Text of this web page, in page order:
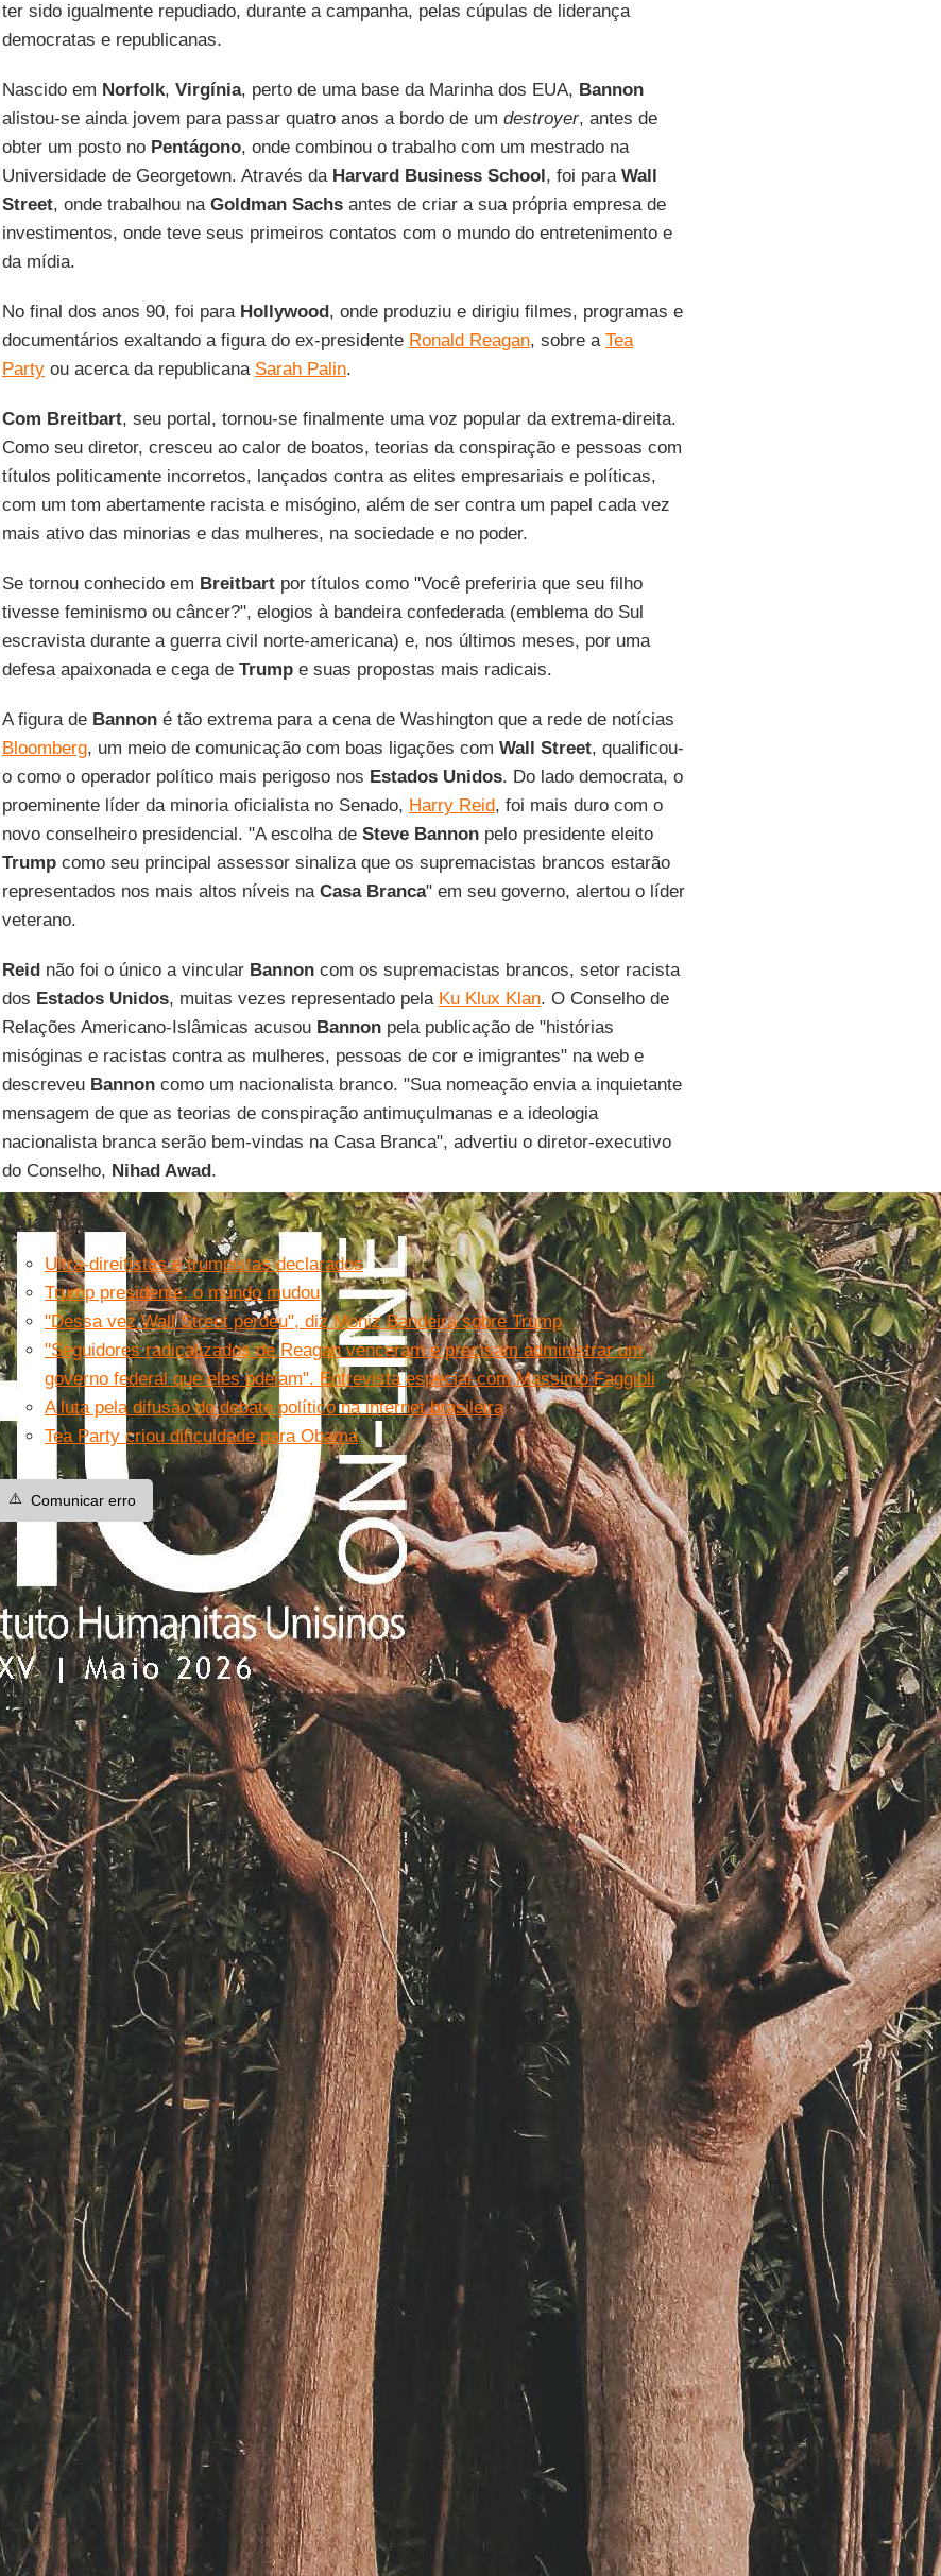
ter sido igualmente repudiado, durante a campanha, pelas cúpulas de liderança
democratas e republicanas.
Nascido em Norfolk, Virgínia, perto de uma base da Marinha dos EUA, Bannon
alistou-se ainda jovem para passar quatro anos a bordo de um destroyer, antes de
obter um posto no Pentágono, onde combinou o trabalho com um mestrado na
Universidade de Georgetown. Através daHarvard Business School, foi para Wall
Street, onde trabalhou na Goldman Sachsantes de criar a sua própria empresa de
investimentos, onde teve seus primeiros contatos com o mundo do entretenimento e
da mídia.
No final dos anos 90, foi para Hollywood, onde produziu e dirigiu filmes, programas e
documentários exaltando a figura do ex-presidente Ronald Reagan, sobre a Tea
Partyou acerca da republicana Sarah Palin.
Com Breitbart, seu portal, tornou-se finalmente uma voz popular da extrema-direita.
Como seu diretor, cresceu ao calor de boatos, teorias da conspiração e pessoas com
títulos politicamente incorretos, lançados contra as elites empresariais e políticas,
com um tom abertamente racista e misógino, além de ser contra um papel cada vez
mais ativo das minorias e das mulheres, na sociedade e no poder.
Se tornou conhecido em Breitbartpor títulos como "Você preferiria que seu filho
tivesse feminismo ou câncer?", elogios à bandeira confederada (emblema do Sul
escravista durante a guerra civil norte-americana) e, nos últimos meses, por uma
defesa apaixonada e cega de Trumpe suas propostas mais radicais.
A figura de Bannoné tão extrema para a cena de Washington que a rede de notícias
Bloomberg, um meio de comunicação com boas ligações com Wall Street, qualificou-
o como o operador político mais perigoso nos Estados Unidos. Do lado democrata, o
proeminente líder da minoria oficialista no Senado, Harry Reid, foi mais duro com o
novo conselheiro presidencial. "A escolha deSteve Bannonpelo presidente eleito
Trumpcomo seu principal assessor sinaliza que os supremacistas brancos estarão
representados nos mais altos níveis na Casa Branca" em seu governo, alertou o líder
veterano.
Reidnão foi o único a vincular Bannoncom os supremacistas brancos, setor racista
dos Estados Unidos, muitas vezes representado pela Ku Klux Klan. O Conselho de
Relações Americano-Islâmicas acusou Bannonpela publicação de "histórias
misóginas e racistas contra as mulheres, pessoas de cor e imigrantes" na web e
descreveu Bannoncomo um nacionalista branco. "Sua nomeação envia a inquietante
mensagem de que as teorias de conspiração antimuçulmanas e a ideologia
nacionalista branca serão bem-vindas na Casa Branca", advertiu o diretor-executivo
do Conselho, Nihad Awad.
Leia mais
Ultra-direitistas e trumpistas declarados
Trump presidente: o mundo mudou
"Dessa vez Wall Street perdeu", diz Moniz Bandeira sobre Trump
"Seguidores radicalizados de Reagan venceram e precisam administrar um
governo federal que eles odeiam". Entrevista especial com Massimo Faggioli
A luta pela difusão do debate político na internet brasileira
Tea Party criou dificuldade para Obama
⚠️ Comunicar erro